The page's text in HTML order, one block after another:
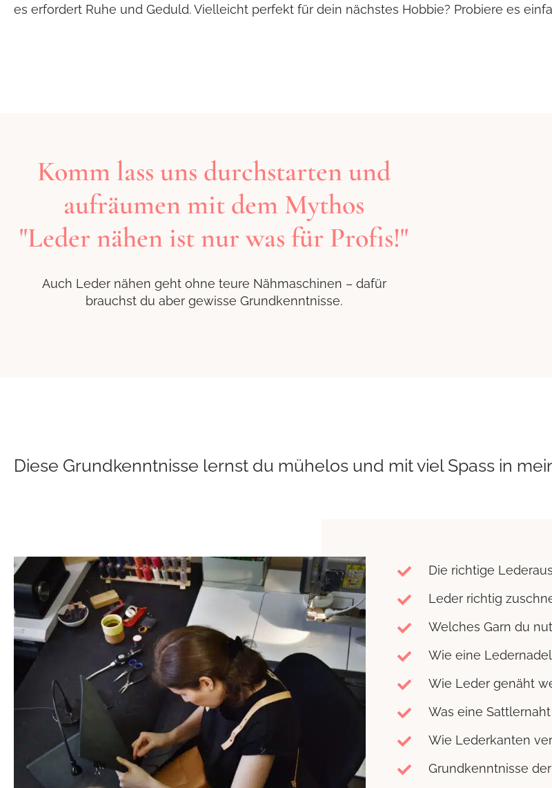
es erfordert Ruhe und Geduld. Vielleicht perfekt für dein nächstes Hobbie? Probiere es
Komm lass uns durchstarten und
aufräumen mit dem Mythos
"Leder nähen ist nur was für Profis!"
Auch Leder nähen geht ohne teure Nähmaschinen – dafür
brauchst du aber gewisse Grundkenntnisse.
Diese Grundkenntnisse lernst du mühelos und mit viel Spass in
Die richtige
Leder richtig
Welches Garn du
Wie eine
Wie Leder genäht
Was eine
Wie Lederkanten
Grundkenntnisse